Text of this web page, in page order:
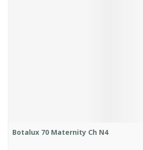
Botalux 70 Maternity Ch N4